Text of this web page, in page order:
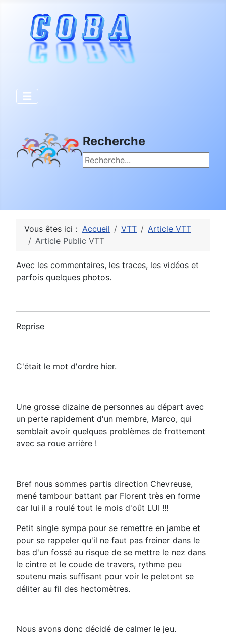
Recherche
Rechercher
Vous êtes ici : Accueil VTT
Article VTT
Article Public VTT
Avec les commentaires, les traces, les vidéos et
parfois quelques photos.
Reprise
C'était le mot d'ordre hier.
Une grosse dizaine de personnes au départ avec
un perte rapidement d'un membre, Marco, qui
semblait avoir quelques problèmes de frottement
avec sa roue arrière !
Bref nous sommes partis direction Chevreuse,
mené tambour battant par Florent très en forme
car lui il a roulé tout le mois d'oût LUI !!!
Petit single sympa pour se remettre en jambe et
pour se rappeler qu'il ne faut pas freiner dans le
bas d'un fossé au risque de se mettre le nez dans
le cintre et le coude de travers, rythme peu
soutenu mais suffisant pour voir le peletont se
déliter au fil des hectomètres.
Nous avons donc décidé de calmer le jeu.